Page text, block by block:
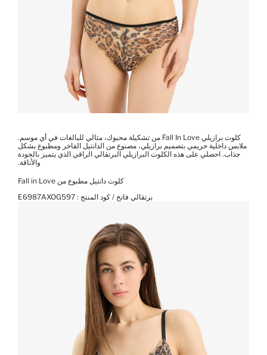
كلوت برازيلي Fall In Love من تشكيلة محبوك، مثالي للبالغات في أي موسم.
ملابس داخلية حريمي بتصميم برازيلي، مصنوع من الدانتيل الفاخر ومطبوع بشكل
جذاب. احصلي على هذه الكلوت البرازيلي البرتقالي الراقي الذي يتميز بالجودة
والأناقة.
كلوت دانتيل مطبوع من Fall in Love
برتقالي فاتح / كود المنتج : E6987AXOG597